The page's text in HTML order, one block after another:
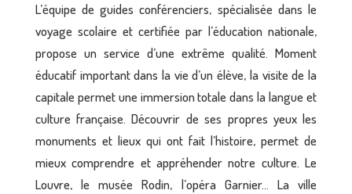
L’équipe de guides conférenciers, spécialisée dans le
voyage scolaire et certifiée par l’éducation nationale,
propose un service d’une extrême qualité. Moment
éducatif important dans la vie d’un élève, la visite de la
capitale permet une immersion totale dans la langue et
culture française. Découvrir de ses propres yeux les
monuments et lieux qui ont fait l’histoire, permet de
mieux comprendre et appréhender notre culture. Le
Louvre, le musée Rodin, l’opéra Garnier… La ville